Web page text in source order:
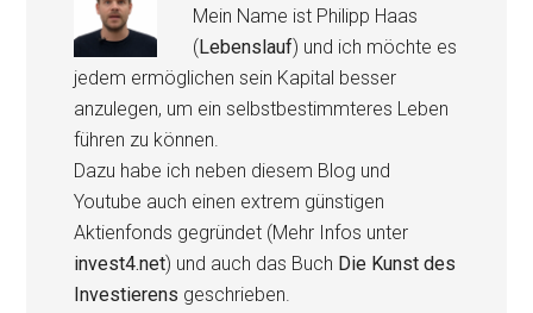
Mein Name ist Philipp Haas
(Lebenslauf) und ich möchte es
jedem ermöglichen sein Kapital besser
anzulegen, um ein selbstbestimmteres Leben
führen zu können.
Dazu habe ich neben diesem Blog und
Youtube auch einen extrem günstigen
Aktienfonds gegründet (Mehr Infos unter
invest4.net) und auch das Buch Die Kunst des
Investierens geschrieben.